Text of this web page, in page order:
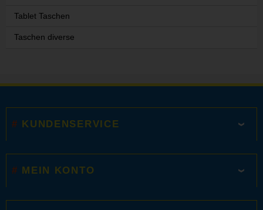
Tablet Taschen
Taschen diverse
KUNDENSERVICE
MEIN KONTO